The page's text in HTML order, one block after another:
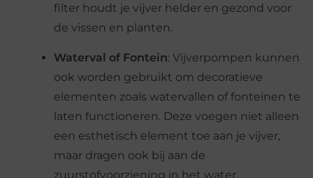
filter houdt je vijver helder en gezond voor
de vissen en planten.
Waterval of Fontein: Vijverpompen kunnen
ook worden gebruikt om decoratieve
elementen zoals watervallen of fonteinen te
laten functioneren. Deze voegen niet alleen
een esthetisch element toe aan je vijver,
maar dragen ook bij aan de
zuurstofvoorziening in het water.